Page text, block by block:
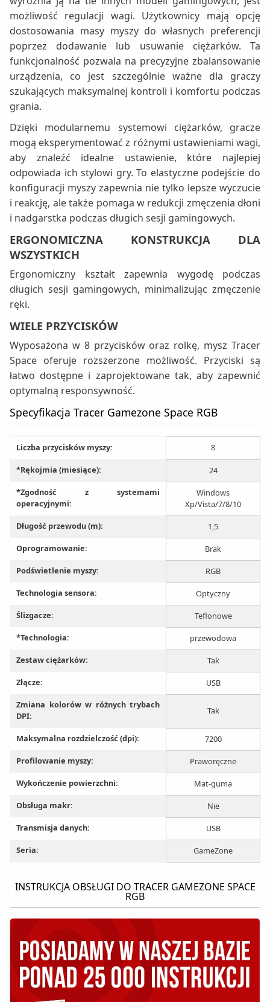
możliwość regulacji wagi. Użytkownicy mają opcję
dostosowania masy myszy do własnych preferencji
poprzez dodawanie lub usuwanie ciężarków. Ta
funkcjonalność pozwala na precyzyjne zbalansowanie
urządzenia, co jest szczególnie ważne dla graczy
szukających maksymalnej kontroli i komfortu podczas
grania.
Dzięki modularnemu systemowi ciężarków, gracze
mogą eksperymentować z różnymi ustawieniami wagi,
aby znaleźć idealne ustawienie, które najlepiej
odpowiada ich stylowi gry. To elastyczne podejście do
konfiguracji myszy zapewnia nie tylko lepsze wyczucie
i reakcję, ale także pomaga w redukcji zmęczenia dłoni
i nadgarstka podczas długich sesji gamingowych.
ERGONOMICZNA KONSTRUKCJA DLA
WSZYSTKICH
Ergonomiczny kształt zapewnia wygodę podczas
długich sesji gamingowych, minimalizując zmęczenie
ręki.
WIELE PRZYCISKÓW
Wyposażona w 8 przycisków oraz rolkę, mysz Tracer
Space oferuje rozszerzone możliwość. Przyciski są
łatwo dostępne i zaprojektowane tak, aby zapewnić
optymalną responsywność.
Specyfikacja Tracer Gamezone Space RGB
Liczba przycisków myszy: 8
*Rękojmia (miesiące):
24
*Zgodność z systemami
operacyjnymi:
Windows
Xp/Vista/7/8/10
Długość przewodu (m):
1,5
Oprogramowanie:
Brak
Podświetlenie myszy:
RGB
Technologia sensora:
Optyczny
Ślizgacze:
Teflonowe
*Technologia:
przewodowa
Zestaw ciężarków:
Tak
Złącze:
USB
Zmiana kolorów w różnych trybach
DPI:
Tak
Maksymalna rozdzielczość (dpi):
7200
Profilowanie myszy:
Praworęczne
Wykończenie powierzchni:
Mat-guma
Obsługa makr:
Nie
Transmisja danych:
USB
Seria:
GameZone
INSTRUKCJA OBSŁUGI DO TRACER GAMEZONE SPACE
RGB